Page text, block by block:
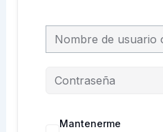
Mantenerme